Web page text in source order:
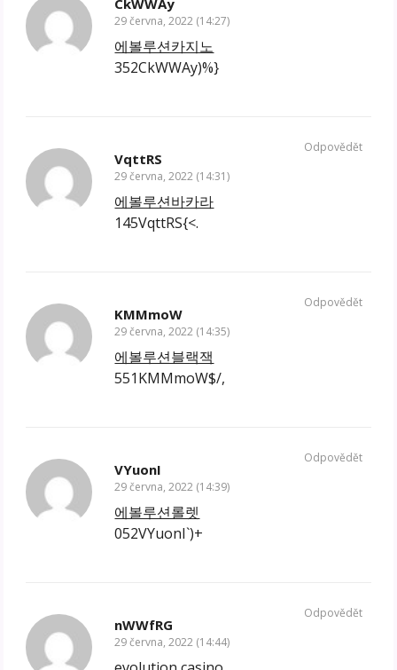
CkWWAy
29 června, 2022 (14:27)
에볼루션카지노
352CkWWAy)%}
VqttRS
29 června, 2022 (14:31)
에볼루션바카라
145VqttRS{<.
Odpovědět
KMMmoW
29 června, 2022 (14:35)
에볼루션블랙잭
551KMMmoW$/,
Odpovědět
VYuonI
29 června, 2022 (14:39)
에볼루션롤렛
052VYuonI`)+
Odpovědět
nWWfRG
29 června, 2022 (14:44)
Odpovědět